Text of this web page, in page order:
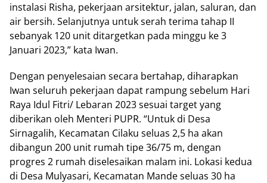
instalasi Risha, pekerjaan arsitektur, jalan, saluran, dan
air bersih. Selanjutnya untuk serah terima tahap II
sebanyak 120 unit ditargetkan pada minggu ke 3
Januari 2023,” kata Iwan.
Dengan penyelesaian secara bertahap, diharapkan
Iwan seluruh pekerjaan dapat rampung sebelum Hari
Raya Idul Fitri/ Lebaran 2023 sesuai target yang
diberikan oleh Menteri PUPR. “Untuk di Desa
Sirnagalih, Kecamatan Cilaku seluas 2,5 ha akan
dibangun 200 unit rumah tipe 36/75 m, dengan
progres 2 rumah diselesaikan malam ini. Lokasi kedua
di Desa Mulyasari, Kecamatan Mande seluas 30 ha